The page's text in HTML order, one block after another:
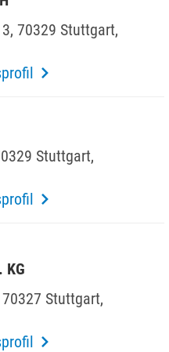
70329 Stutt­gart,
Stutt­gart,
KG
Stutt­gart,